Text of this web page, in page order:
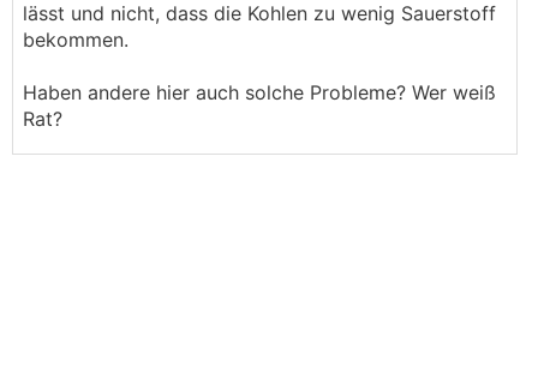
lässt und nicht, dass die Kohlen zu wenig Sauerstoff
bekommen.
Haben andere hier auch solche Probleme? Wer weiß
Rat?